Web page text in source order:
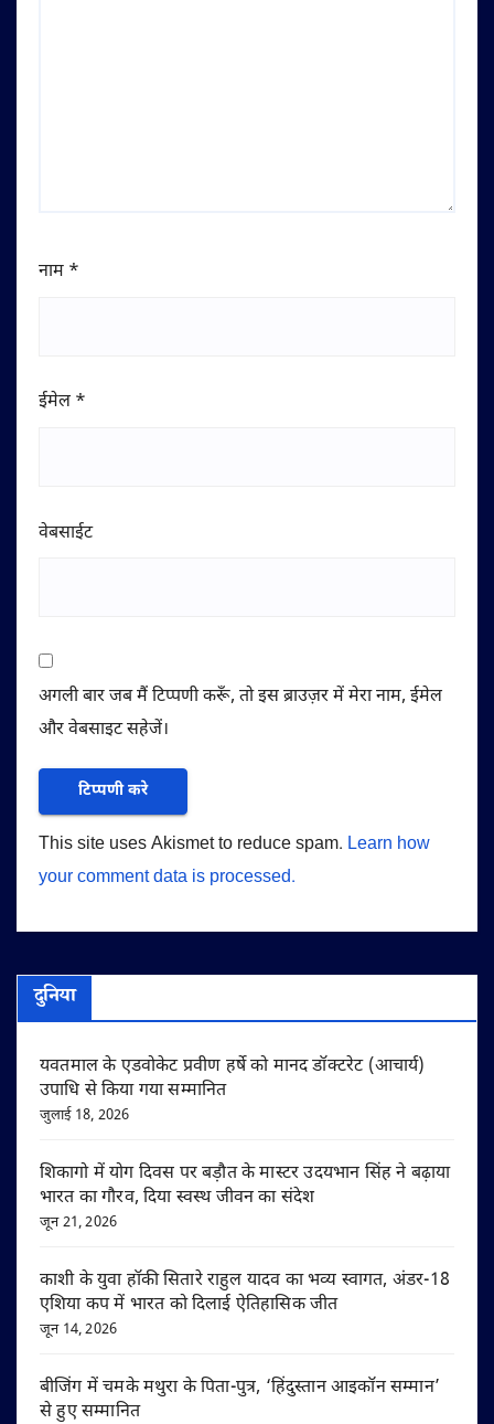
नाम *
ईमेल *
वेबसाईट
अगली बार जब मैं टिप्पणी करूँ, तो इस ब्राउज़र में मेरा नाम, ईमेल
और वेबसाइट सहेजें।
This site uses Akismet to reduce spam. Learn how
your comment data is processed.
दुनिया
यवतमाल के एडवोकेट प्रवीण हर्षे को मानद डॉक्टरेट (आचार्य)
उपाधि से किया गया सम्मानित
जुलाई 18, 2026
शिकागो में योग दिवस पर बड़ौत के मास्टर उदयभान सिंह ने बढ़ाया
भारत का गौरव, दिया स्वस्थ जीवन का संदेश
जून 21, 2026
काशी के युवा हॉकी सितारे राहुल यादव का भव्य स्वागत, अंडर-18
एशिया कप में भारत को दिलाई ऐतिहासिक जीत
जून 14, 2026
बीजिंग में चमके मथुरा के पिता-पुत्र, ‘हिंदुस्तान आइकॉन सम्मान’
से हुए सम्मानित